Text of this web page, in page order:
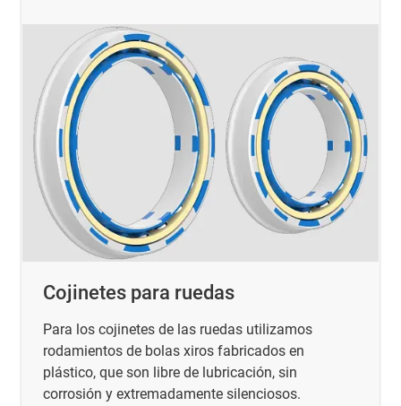
Cojinetes para ruedas
Para los cojinetes de las ruedas utilizamos
rodamientos de bolas xiros fabricados en
plástico, que son libre de lubricación, sin
corrosión y extremadamente silenciosos.